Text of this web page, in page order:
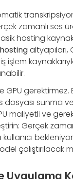
zamanlı ses
hosting
altyapıları,
işlem
GPU
dosyası sunma
maliyetli ve
Gerçek
çalıştırılacak
Uygulama